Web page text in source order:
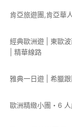
肯亞旅遊團,肯亞華
經典歐洲遊 | 東歐
| 精華線路
雅典一日遊 | 希臘
歐洲精緻小團・6